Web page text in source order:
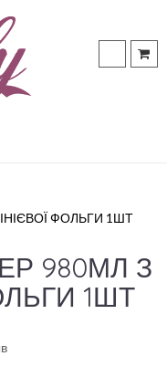
ФОЛЬГИ 1ШТ
980МЛ З
1ШТ